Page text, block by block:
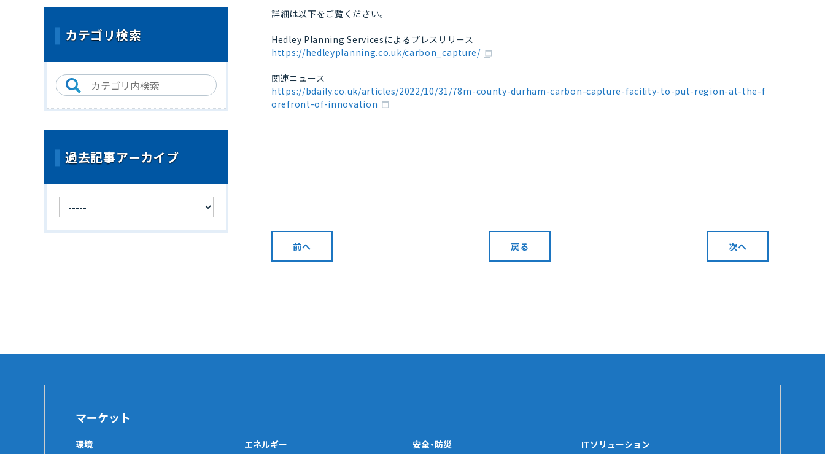
詳細は以下をご覧ください。
Hedley Planning Servicesによるプレスリリース
https://hedleyplanning.co.uk/carbon_capture/
関連ニュース
https://bdaily.co.uk/articles/2022/10/31/78m-county-durham-carbon-capture-facility-to-put-region-at-the-f
orefront-of-innovation
前へ 戻る 次へ
カテゴリ検索
過去記事アーカイブ
マーケット
環境
エネルギー
安全・防災
ITソリューション